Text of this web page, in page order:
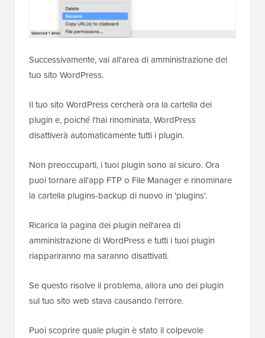
Successivamente, vai all'area di amministrazione del
tuo sito WordPress.
Il tuo sito WordPress cercherà ora la cartella dei
plugin e, poiché l'hai rinominata, WordPress
disattiverà automaticamente tutti i plugin.
Non preoccuparti, i tuoi plugin sono al sicuro. Ora
puoi tornare all'app FTP o File Manager e rinominare
la cartella plugins-backup di nuovo in 'plugins'.
Ricarica la pagina dei plugin nell'area di
amministrazione di WordPress e tutti i tuoi plugin
riappariranno ma saranno disattivati.
Se questo risolve il problema, allora uno dei plugin
sul tuo sito web stava causando l'errore.
Puoi scoprire quale plugin è stato il colpevole